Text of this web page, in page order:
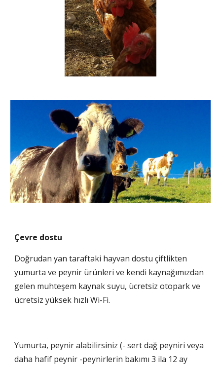
Çevre dostu
Doğrudan yan taraftaki hayvan dostu çiftlikten
yumurta ve peynir ürünleri ve kendi kaynağımızdan
gelen muhteşem kaynak suyu, ücretsiz otopark ve
ücretsiz yüksek hızlı Wi-Fi.
Yumurta, peynir alabilirsiniz (- sert dağ peyniri veya
daha hafif peynir -peynirlerin bakımı 3 ila 12 ay